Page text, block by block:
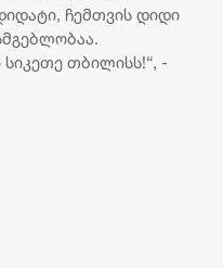
ჩემთვის დიდი
თბილისს!“, -